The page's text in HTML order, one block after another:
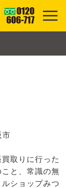
取りに行った
と、常識の無
ショップみつ